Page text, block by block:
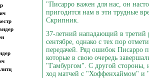
"Писарро важен для нас, он
пригодится нам в эти трудные
Скрипник.
37-летний нападающий в третий
сентябре, однако с тех пор
передачей. Ряд ошибок Писарро
которые в свою очередь
"Гамбургом". С другой стороны,
ход матчей с "Хоффенхаймом" и